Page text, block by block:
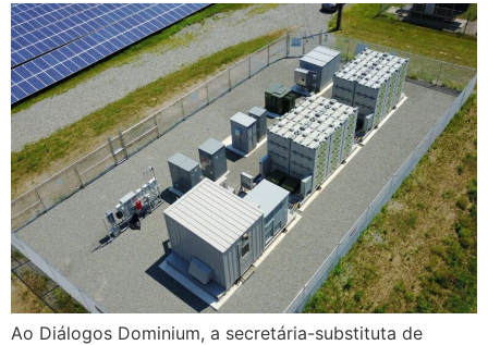
Ao Diálogos Dominium, a secretária-substituta de